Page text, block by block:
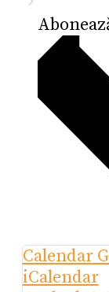
Calendar
iCalendar